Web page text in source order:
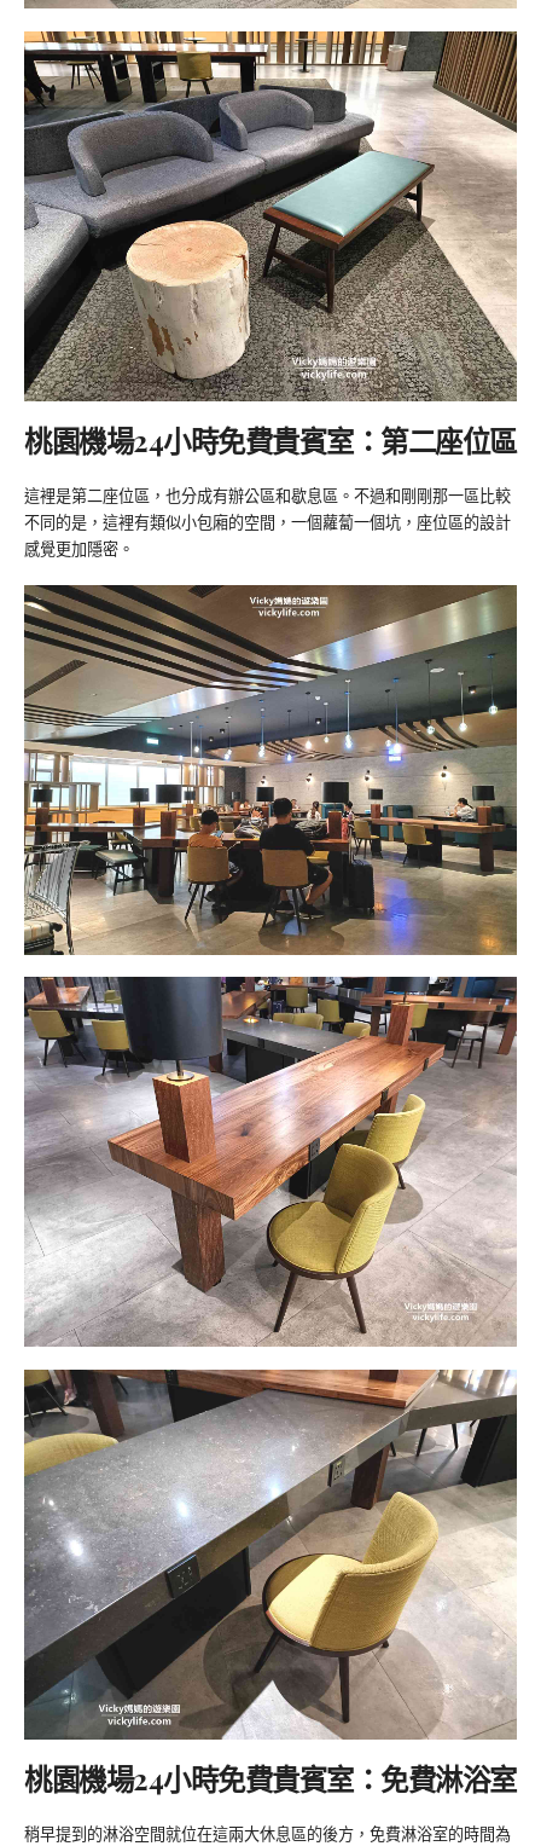
桃園機場24小時免費貴賓室：第二座位區
這裡是第二座位區，也分成有辦公區和歇息區。不過和剛剛那一區比較
不同的是，這裡有類似小包廂的空間，一個蘿蔔一個坑，座位區的設計
感覺更加隱密。
桃園機場24小時免費貴賓室：免費淋浴室
稍早提到的淋浴空間就位在這兩大休息區的後方，免費淋浴室的時間為